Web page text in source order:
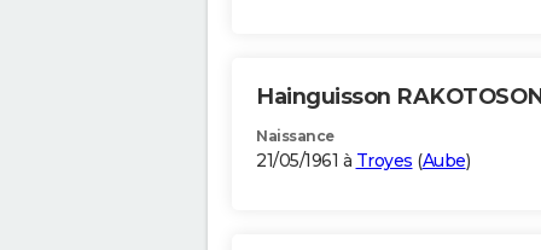
Hainguisson
Naissance
21/05/1961 à Troyes (Aube)